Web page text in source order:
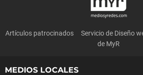
Artículos patrocinados Servicio de Diseño
de MyR
MEDIOS LOCALES